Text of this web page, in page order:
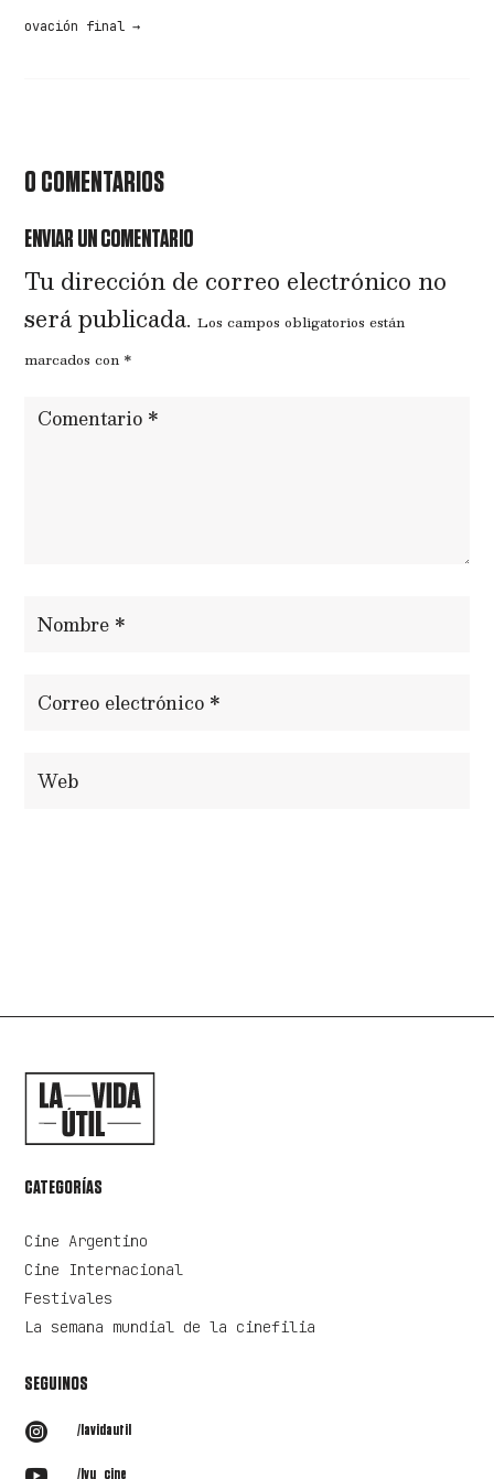
ovación final →
0 COMENTARIOS
ENVIAR UN COMENTARIO
Tu dirección de correo electrónico no
será publicada. Los campos obligatorios están
marcados con *
CATEGORÍAS
Cine Argentino
Cine Internacional
Festivales
La semana mundial de la cinefilia
SEGUINOS
 /lavidautil
/lvu_cine